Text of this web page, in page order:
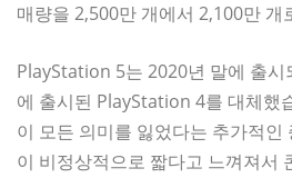
매량을 2,500만 개에서 2,100만 개
PlayStation 5는 2020년 말에 출시
에 출시된 PlayStation 4를 대체했
이 모든 의미를 잃었다는 추가적인
이 비정상적으로 짧다고 느껴져서